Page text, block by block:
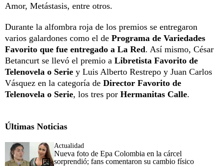
Amor, Metástasis, entre otros.
Durante la alfombra roja de los premios se entregaron
varios galardones como el de Programa de Variedades
Favorito que fue entregado a La Red. Así mismo, César
Betancurt se llevó el premio a Libretista Favorito de
Telenovela o Serie y Luis Alberto Restrepo y Juan Carlos
Vásquez en la categoría de Director Favorito de
Telenovela o Serie, los tres por Hermanitas Calle.
Últimas Noticias
Actualidad
Nueva foto de Epa Colombia en la cárcel
sorprendió; fans comentaron su cambio físico